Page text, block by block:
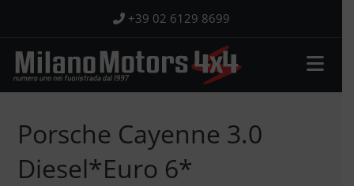
contenuto
+39 02 6129 8699
Porsche Cayenne 3.0
Diesel*Euro 6*